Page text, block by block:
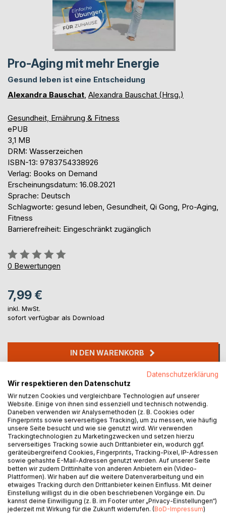
Pro-Aging mit mehr Energie
Gesund leben ist eine Entscheidung
Alexandra Bauschat, Alexandra Bauschat (Hrsg.)
Gesundheit, Ernährung & Fitness
ePUB
3,1 MB
DRM: Wasserzeichen
ISBN-13: 9783754338926
Verlag: Books on Demand
Erscheinungsdatum: 16.08.2021
Sprache: Deutsch
Schlagworte: gesund leben, Gesundheit, Qi Gong, Pro-Aging,
Fitness
Barrierefreiheit: Eingeschränkt zugänglich
Bewertung::
0%
0 Bewertungen
7,99 €
inkl. MwSt.
sofort verfügbar als Download
IN DEN WARENKORB
Auf die Merkliste
Titel bewerten
BESCHREIBUNG
Wir leben in einer Zeit der "ewigen Jugend".
Leider ist ein grundlegendes Verständnis von einem
Datenschutzerklärung
Wir respektieren den Datenschutz
Wir nutzen Cookies und vergleichbare Technologien auf unserer
Website. Einige von ihnen sind essenziell und technisch notwendig.
Daneben verwenden wir Analysemethoden (z. B. Cookies oder
Fingerprints sowie serverseitiges Tracking), um zu messen, wie häufig
unsere Seite besucht und wie sie genutzt wird. Wir verwenden
Trackingtechnologien zu Marketingzwecken und setzen hierzu
serverseitiges Tracking sowie auch Drittanbieter ein, wodurch ggf.
geräteübergreifend Cookies, Fingerprints, Tracking-Pixel, IP-Adressen
sowie gehashte E-Mail-Adressen genutzt werden. Auf unserer Seite
betten wir zudem Drittinhalte von anderen Anbietern ein (Video-
Plattformen). Wir haben auf die weitere Datenverarbeitung und ein
etwaiges Tracking durch den Drittanbieter keinen Einfluss. Mit deiner
Einstellung willigst du in die oben beschriebenen Vorgänge ein. Du
kannst deine Einwilligung (z. B. im Footer unter „Privacy-Einstellungen“)
jederzeit mit Wirkung für die Zukunft widerrufen. (BoD-Impressum)